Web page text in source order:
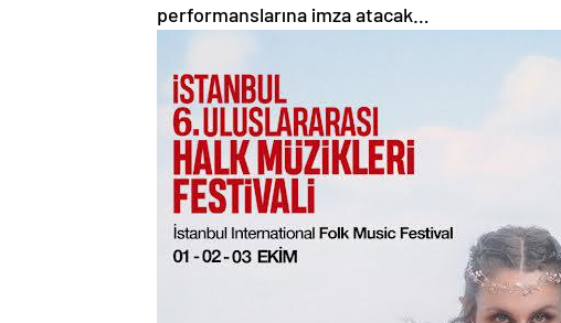
performanslarına imza atacak…